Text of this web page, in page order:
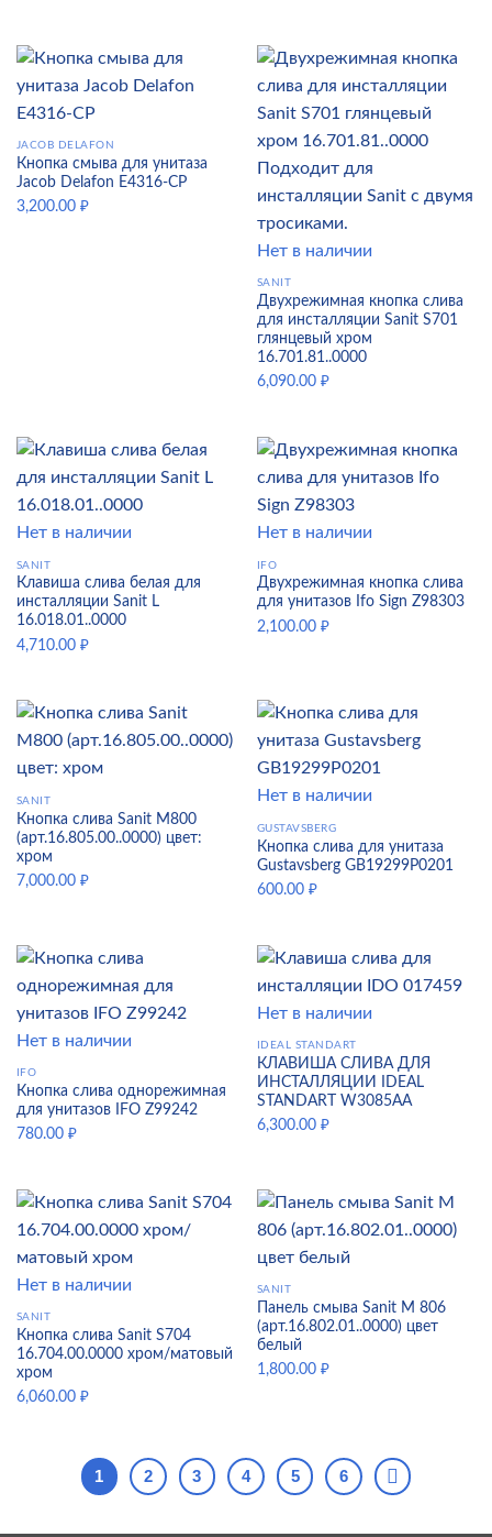
JACOB DELAFON
Кнопка смыва для унитаза
Jacob Delafon E4316-CP
3,200.00 ₽
Нет в наличии
SANIT
Двухрежимная кнопка слива
для инсталляции Sanit S701
глянцевый хром
16.701.81..0000
6,090.00 ₽
Нет в наличии
SANIT
Клавиша слива белая для
инсталляции Sanit L
16.018.01..0000
4,710.00 ₽
Нет в наличии
IFO
Двухрежимная кнопка слива
для унитазов Ifo Sign Z98303
2,100.00 ₽
SANIT
Кнопка слива Sanit M800
(арт.16.805.00..0000) цвет:
хром
7,000.00 ₽
Нет в наличии
GUSTAVSBERG
Кнопка слива для унитаза
Gustavsberg GB19299P0201
600.00 ₽
Нет в наличии
IFO
Кнопка слива однорежимная
для унитазов IFO Z99242
780.00 ₽
Нет в наличии
IDEAL STANDART
КЛАВИША СЛИВА ДЛЯ
ИНСТАЛЛЯЦИИ IDEAL
STANDART W3085AA
6,300.00 ₽
Нет в наличии
SANIT
Кнопка слива Sanit S704
16.704.00.0000 хром/матовый
хром
6,060.00 ₽
SANIT
Панель смыва Sanit M 806
(арт.16.802.01..0000) цвет
белый
1,800.00 ₽
1 2 3 4 5 6